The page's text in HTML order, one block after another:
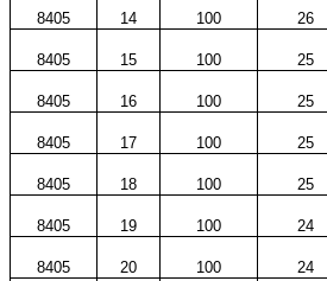
8405 14 100 26
8405 15 100 25
8405 16 100 25
8405 17 100 25
8405 18 100 25
8405 19 100 24
8405 20 100 24